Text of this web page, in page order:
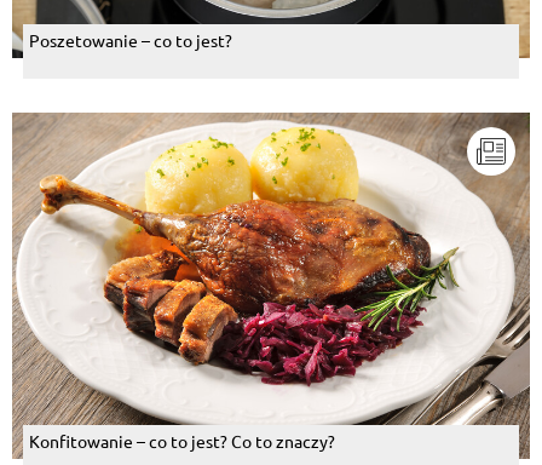
Poszetowanie – co to jest?
Konfitowanie – co to jest? Co to znaczy?